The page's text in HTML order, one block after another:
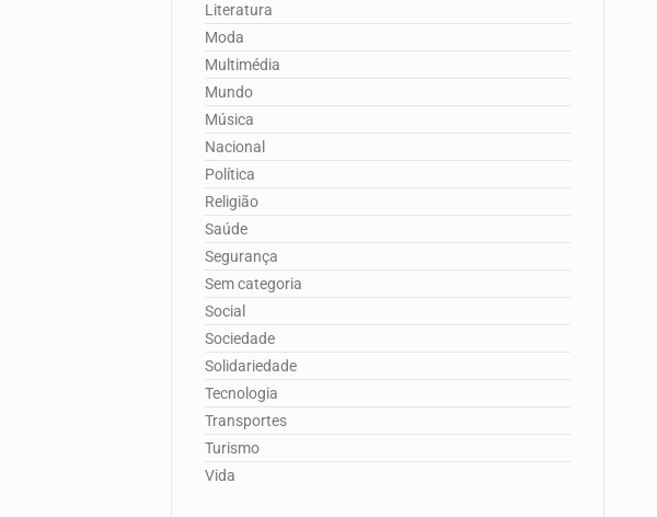
Literatura
Moda
Multimédia
Mundo
Música
Nacional
Política
Religião
Saúde
Segurança
Sem categoria
Social
Sociedade
Solidariedade
Tecnologia
Transportes
Turismo
Vida